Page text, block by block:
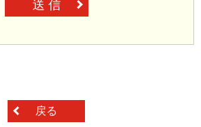
送 信
戻る